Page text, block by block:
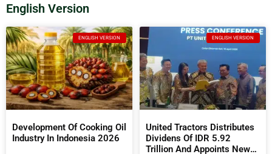
English Version
ENGLISH VERSION
Development Of Cooking Oil
Industry In Indonesia 2026
ENGLISH VERSION
United Tractors Distributes
Dividens Of IDR 5.92
Trillion And Appoints New